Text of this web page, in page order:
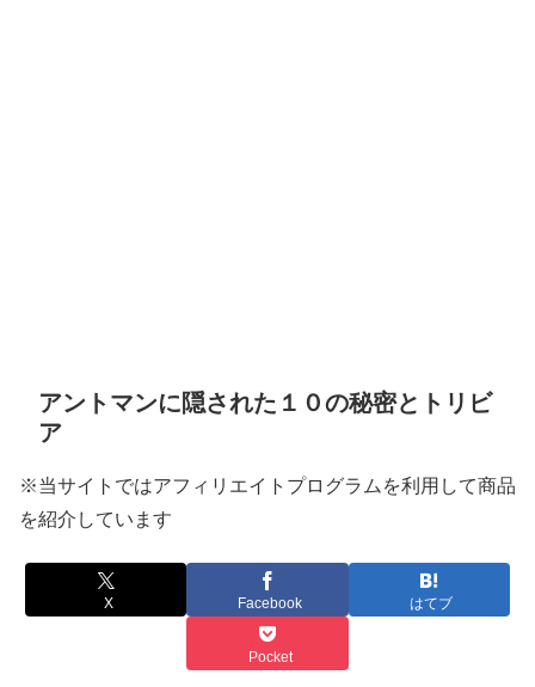
アントマンに隠された１０の秘密とトリビ
ア
※当サイトではアフィリエイトプログラムを利用して商品
を紹介しています
X Facebook はてブ
Pocket